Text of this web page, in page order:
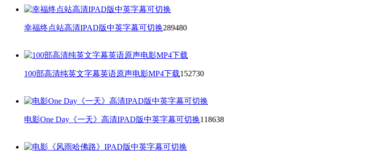
幸福终点站高清IPAD版中英字幕可切换289480
100部高清纯英文字幕英语原声电影MP4下载152730
电影One Day《一天》高清IPAD版中英字幕可切换118638